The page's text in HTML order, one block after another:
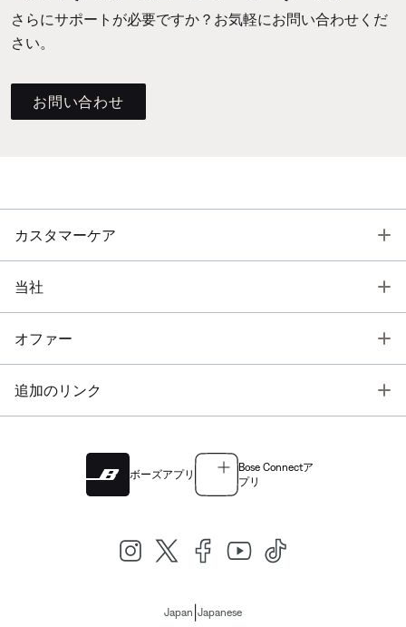
さらにサポートが必要ですか？お気軽にお問い合わせくだ
さい。
お問い合わせ
カスタマーケア
当社
オファー
追加のリンク
ボーズアプリ
Bose Connectア
プリ
Japan Japanese